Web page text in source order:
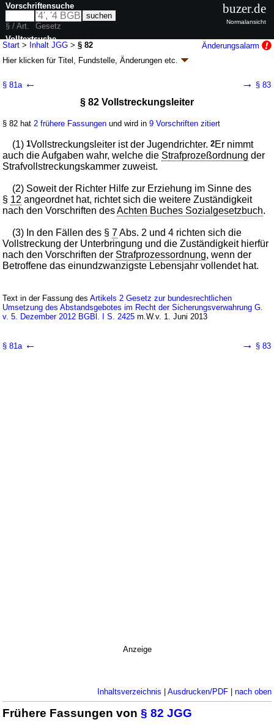
Start > Inhalt JGG >§ 82
Änderungsalarm
Hier klicken fürTitel, Fundstelle, Änderungen etc.
G. v. 25.06.2021 BGBl. I S. 2099
31 weitere Fassungen | wird in 155 Vorschriften zitiert
Zweiter Teil Jugendliche
Drittes Hauptstück Vollstreckung und Vollzug
Erster Abschnitt Vollstreckung
Vollstreckung und Zuständigkeit
§ 81a ← → § 83
§ 82 Vollstreckungsleiter
§ 82 hat 2 frühere Fassungen und wird in9 Vorschriften zitiert
(1)1Vollstreckungsleiter ist der Jugendrichter.2Er nimmt
auch die Aufgaben wahr, welche die Strafprozeßordnung der
Strafvollstreckungskammer zuweist.
(2) Soweit der Richter Hilfe zur Erziehung im Sinne des
§ 12 angeordnet hat, richtet sich die weitere Zuständigkeit
nach den Vorschriften desAchten Buches Sozialgesetzbuch.
(3) In den Fällen des §7Abs. 2 und 4 richten sich die
Vollstreckung der Unterbringung und die Zuständigkeit hierfür
nach den Vorschriften der Strafprozessordnung, wenn der
Betroffene das einundzwanzigste Lebensjahr vollendet hat.
Text in der Fassung desArtikels 2 Gesetz zur bundesrechtlichen
Umsetzung des Abstandsgebotes im Recht der Sicherungsverwahrung G.
v. 5. Dezember 2012 BGBl. I S. 2425 m.W.v. 1. Juni 2013
§ 81a ← → § 83
Anzeige
Inhaltsverzeichnis | Ausdrucken/PDF| nach oben
Frühere Fassungen von§ 82 JGG
Vorschriftensuche
§ / Art.
Gesetz
Volltextsuche
nur in JGG
buzer.de
Normalansicht